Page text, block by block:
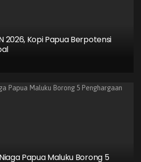
Masuk KEN 2026, Kopi Papua
Patra Niaga Papua Maluku Borong
2026, Kopi Papua Berpotensi
Papua Maluku Borong 5